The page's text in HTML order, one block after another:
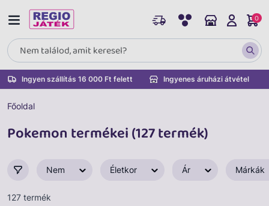
Ingyen szállítás 16 000 Ft felett Ingyenes áruházi átvétel
0
Főoldal
Pokemon termékei (127 termék)
Nem Életkor Ár Márkák
127 termék